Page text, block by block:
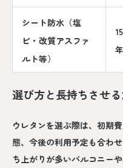
シート防水（塩
ビ・改質アスファ
ルト等）
年
選び方と長持ちさせ
ウレタンを選ぶ際は、初期
態、今後の利用予定も合わ
ち上がりが多いバルコニー